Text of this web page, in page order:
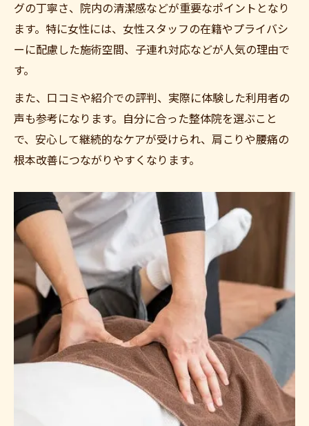
グの丁寧さ、院内の清潔感などが重要なポイントとなり
ます。特に女性には、女性スタッフの在籍やプライバシ
ーに配慮した施術空間、子連れ対応などが人気の理由で
す。
また、口コミや紹介での評判、実際に体験した利用者の
声も参考になります。自分に合った整体院を選ぶこと
で、安心して継続的なケアが受けられ、肩こりや腰痛の
根本改善につながりやすくなります。